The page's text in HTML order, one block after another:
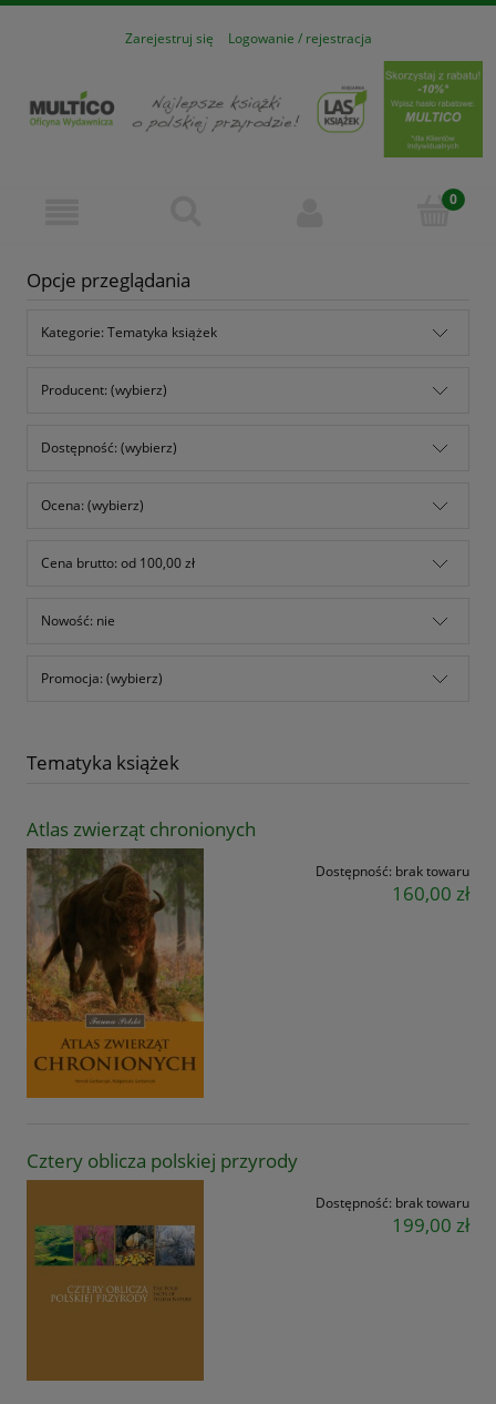
Zarejestruj się Logowanie / rejestracja
Opcje przeglądania
Kategorie: Tematyka książek
Producent: (wybierz)
Dostępność: (wybierz)
Ocena: (wybierz)
Cena brutto: od 100,00 zł
Nowość: nie
Promocja: (wybierz)
Tematyka książek
Atlas zwierząt chronionych
Dostępność: brak towaru
160,00 zł
Cztery oblicza polskiej przyrody
Dostępność: brak towaru
199,00 zł